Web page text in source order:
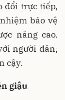
đổi trực tiếp,
bảo vệ
nâng cao.
người dân,
cậy.
giậu